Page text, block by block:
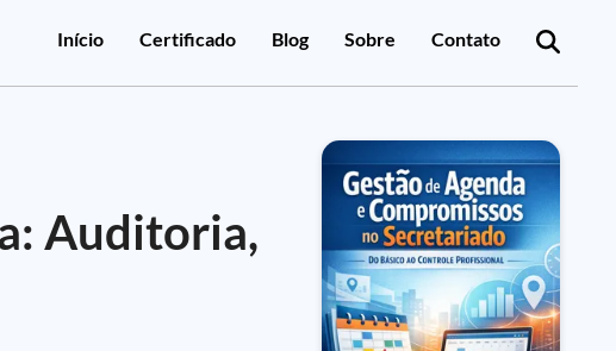
Início Certificado Blog Sobre Contato
Auditoria,